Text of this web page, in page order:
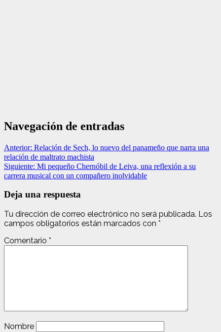
Navegación de entradas
Anterior: Relación de Sech, lo nuevo del panameño que narra una
relación de maltrato machista
Siguiente: Mi pequeño Chernóbil de Leiva, una reflexión a su
carrera musical con un compañero inolvidable
Deja una respuesta
Tu dirección de correo electrónico no será publicada. Los
campos obligatorios están marcados con *
Comentario *
Nombre